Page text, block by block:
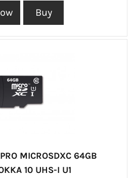
MICROSDXC 64GB
10 UHS-I U1